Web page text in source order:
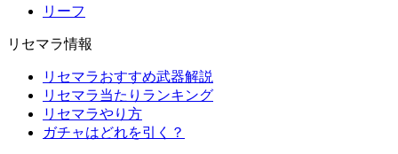
リーフ
リセマラ情報
リセマラおすすめ武器解説
リセマラ当たりランキング
リセマラやり方
ガチャはどれを引く？